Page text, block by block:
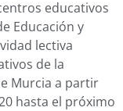
educativos
Educación y
lectiva
de la
Murcia a partir
hasta el próximo